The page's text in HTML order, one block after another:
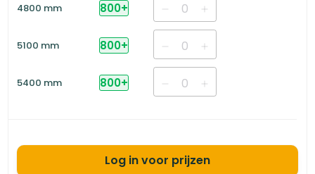
4800 mm 800+
5100 mm 800+
5400 mm 800+
Log in voor prijzen